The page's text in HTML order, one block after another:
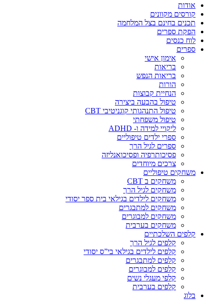
אודות
קורסים מקוונים
תכנים בחינם בצל המלחמה
הפקת ספרים
לוח כנסים
ספרים
אימון אישי
בריאות
בריאות הנפש
הורות
הנחיית קבוצות
טיפול בהבעה ביצירה
טיפול התנהגותי קוגניטיבי CBT
טיפול משפחתי
ליקויי למידה ו- ADHD
ספרי ילדים טיפוליים
ספרים לגיל הרך
פסיכותרפיה ופסיכואנליזה
צרכים מיוחדים
משחקים טיפוליים
משחקים ב CBT
משחקים לגיל הרך
משחקים לילדים בגילאי בית ספר יסודי
משחקים למתבגרים
משחקים למבוגרים
משחקים בערבית
קלפים השלכתיים
קלפים לגיל הרך
קלפים לילדים בגילאי בי”ס יסודי
קלפים למתבגרים
קלפים למבוגרים
קלפי מעגלי נשים
קלפים בערבית
בלוג